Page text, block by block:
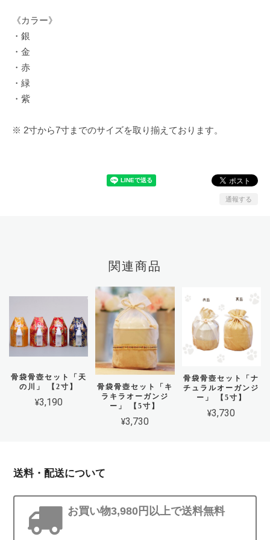
《カラー》
・銀
・金
・赤
・緑
・紫
※ 2寸から7寸までのサイズを取り揃えております。
通報する
関連商品
骨袋骨壺セット「天
の川」 【2寸】
¥3,190
骨袋骨壺セット「キ
ラキラオーガンジ
ー」 【5寸】
¥3,730
骨袋骨壺セット「ナ
チュラルオーガンジ
ー」 【5寸】
¥3,730
送料・配送について
お買い物3,980円以上で送料無料